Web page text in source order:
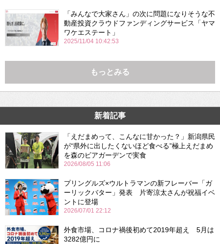
「みんなで大家さん」の次に問題になりそうな不
動産投資クラウドファンディングサービス「ヤマ
ワケエステート」
2025/11/04 10:42:53
もっとみる
新着記事
「えだまめって、こんなに甘かった？」新潟県民
が“県外に出したくないほど食べる”極上えだまめ
を森のビアガーデンで実食
2026/08/05 11:06
プリングルズ×ウルトラマンの新フレーバー「ガ
ーリックバター」発表 片寄涼太さんが祝福イベ
ントに登場
2026/07/01 22:12
外食市場、コロナ禍後初めて2019年超え 5月は
3282億円に